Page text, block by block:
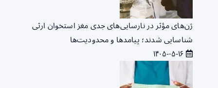
ژن‌های مؤثر در نارسایی‌های جدی مغز استخوان ارثی
شناسایی شدند؛ پیامدها و محدودیت‌ها